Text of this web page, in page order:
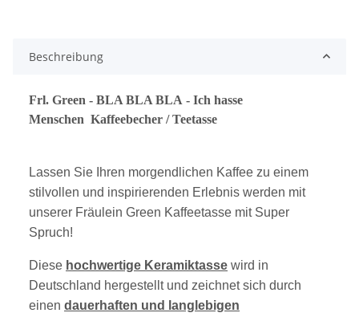
Beschreibung
Frl. Green - BLA BLA BLA - Ich hasse
Menschen Kaffeebecher / Teetasse
Lassen Sie Ihren morgendlichen Kaffee zu einem
stilvollen und inspirierenden Erlebnis werden mit
unserer Fräulein Green Kaffeetasse mit Super
Spruch!
Diese hochwertige Keramiktasse wird in
Deutschland hergestellt und zeichnet sich durch
einen dauerhaften und langlebigen